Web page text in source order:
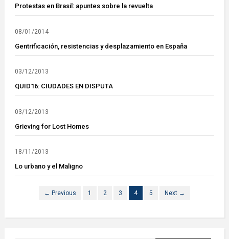
Protestas en Brasil: apuntes sobre la revuelta
08/01/2014
Gentrificación, resistencias y desplazamiento en España
03/12/2013
QUID16: CIUDADES EN DISPUTA
03/12/2013
Grieving for Lost Homes
18/11/2013
Lo urbano y el Maligno
← Previous 1 2 3 4 5 Next →